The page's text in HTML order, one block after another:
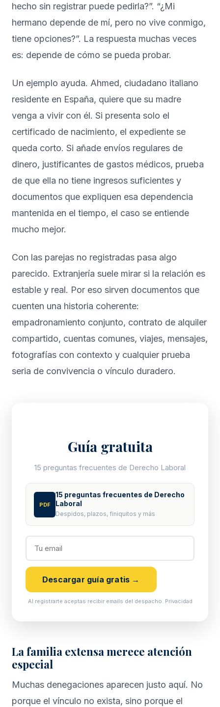
hecho sin registrar puede pedirla?”. “¿Mi
hermano depende de mí, pero no vive conmigo,
tiene opciones?”. La respuesta muchas veces
es: depende de cómo se pueda probar.
Un ejemplo ayuda. Ahmed, ciudadano italiano
residente en España, quiere que su madre
venga a vivir con él. Si presenta solo el
certificado de nacimiento, el expediente se
queda corto. Si añade envíos regulares de
dinero, justificantes de gastos médicos, prueba
de que ella no tiene ingresos suficientes y
documentos que expliquen esa dependencia
mantenida en el tiempo, el caso se entiende
mucho mejor.
Con las parejas no registradas pasa algo
parecido. Extranjería suele mirar si la relación es
estable y real. Por eso sirven documentos que
cuenten una historia coherente:
empadronamiento conjunto, contrato de alquiler
compartido, cuentas comunes, viajes, mensajes,
fotografías con contexto y cualquier prueba
seria de convivencia o vínculo duradero.
Guía gratuita
15 preguntas frecuentes de Derecho Laboral
PDF
15 preguntas frecuentes de Derecho
Laboral
Despidos, plazos, finiquitos y más
Descargar guía gratis →
Al registrarte aceptas recibir emails del despacho. Privacidad
La familia extensa merece atención
especial
Muchas denegaciones aparecen justo aquí. No
porque el vínculo no exista, sino porque el